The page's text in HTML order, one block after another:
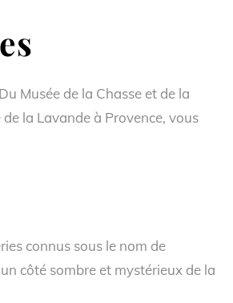
Musée de la Chasse et de la
la Lavande à Provence, vous
connus sous le nom de
côté sombre et mystérieux de la